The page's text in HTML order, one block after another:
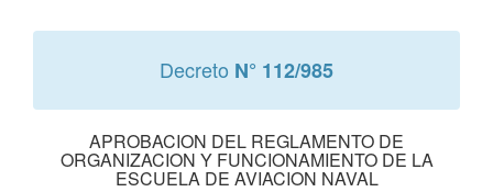
Decreto N° 112/985
APROBACION DEL REGLAMENTO DE
ORGANIZACION Y FUNCIONAMIENTO DE LA
ESCUELA DE AVIACION NAVAL